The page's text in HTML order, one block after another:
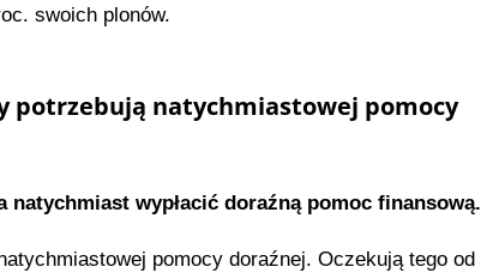
swoich plonów.
potrzebują natychmiastowej pomocy
natychmiast wypłacić doraźną pomoc finansową.
pomocy doraźnej. Oczekują tego od